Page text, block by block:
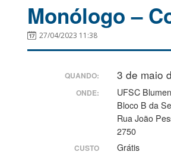
Monólogo –
27/04/2023 11:38
QUANDO: 3 de maio
ONDE:
UFSC
Bloco B da
Rua João
2750
CUSTO Grátis